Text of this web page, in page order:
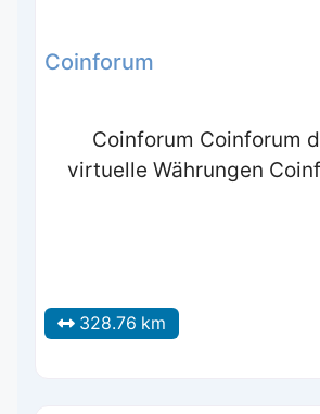
Coinforum
Coinforum Coinforum
virtuelle Währungen
328.76 km